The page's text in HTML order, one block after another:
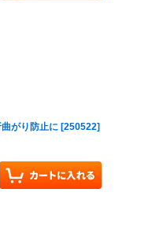
がり防止に [250522]